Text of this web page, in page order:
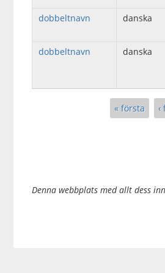
dobbeltnavn
danska
dobbeltnavn
danska
« första ‹
Denna webbplats med allt dess